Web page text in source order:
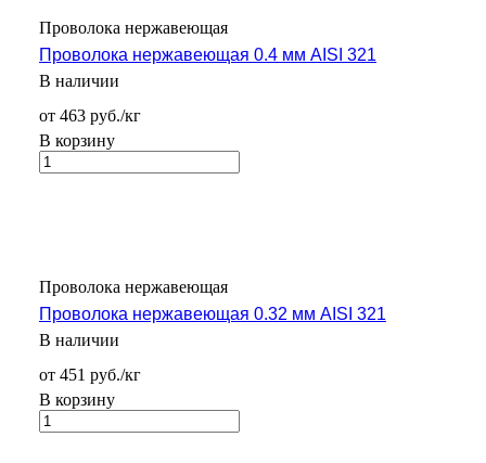
Проволока нержавеющая
Проволока нержавеющая 0.4 мм AISI 321
В наличии
от 463 руб./кг
В корзину
Проволока нержавеющая
Проволока нержавеющая 0.32 мм AISI 321
В наличии
от 451 руб./кг
В корзину